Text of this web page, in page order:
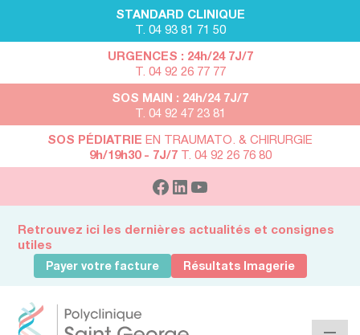
STANDARD CLINIQUE
T. 04 93 81 71 50
URGENCES : 24h/24 7J/7
T. 04 92 26 77 77
SOS MAIN : 24h/24 7J/7
T. 04 92 47 23 81
SOS PÉDIATRIE EN TRAUMATO. & CHIRURGIE
9h/19h30 - 7J/7T. 04 92 26 76 80
Retrouvez ici les dernières actualités et consignes
utiles
Payer votre facture Résultats Imagerie